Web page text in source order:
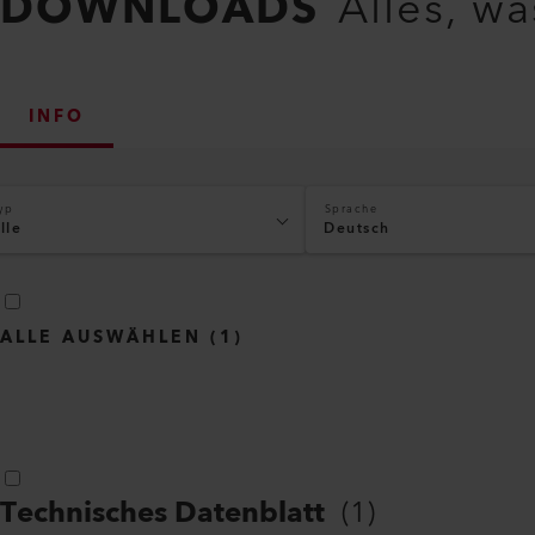
INFO
Sprache
Deutsch
ALLE AUSWÄHLEN ( 1 )
Technisches Datenblatt (1)